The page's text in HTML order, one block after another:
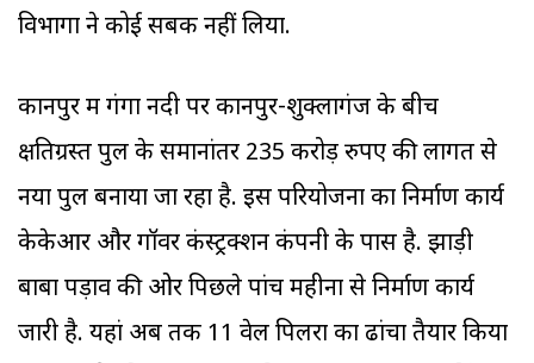
विभागों ने कोई सबक नहीं लिया.
कानपुर में गंगा नदी पर कानपुर-शुक्लागंज के बीच
क्षतिग्रस्त पुल के समानांतर 235 करोड़ रुपए की लागत से
नया पुल बनाया जा रहा है. इस परियोजना का निर्माण कार्य
केकेआर और गॉवर कंस्ट्रक्शन कंपनी के पास है. झाड़ी
बाबा पड़ाव की ओर पिछले पांच महीनों से निर्माण कार्य
जारी है. यहां अब तक 11 वेल पिलरों का ढांचा तैयार किया